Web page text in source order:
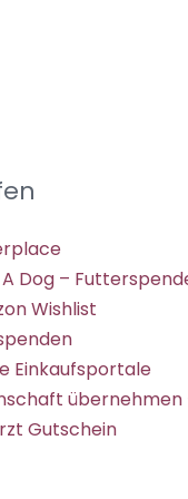
Dog –
Wishlist
Einkaufsportale
Gutschein